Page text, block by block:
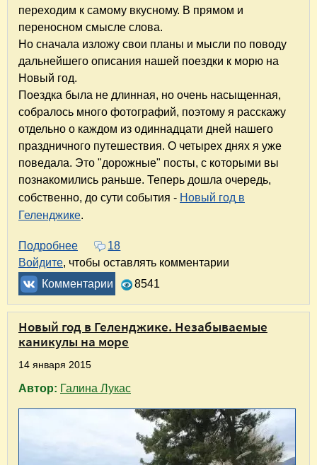
переходим к самому вкусному. В прямом и
переносном смысле слова.
Но сначала изложу свои планы и мысли по поводу
дальнейшего описания нашей поездки к морю на
Новый год.
Поездка была не длинная, но очень насыщенная,
собралось много фотографий, поэтому я расскажу
отдельно о каждом из одиннадцати дней нашего
праздничного путешествия. О четырех днях я уже
поведала. Это "дорожные" посты, с которыми вы
познакомились раньше. Теперь дошла очередь,
собственно, до сути события - Новый год в
Геленджике.
Подробнее о Новый год в Геленджике. День 1
18
Войдите, чтобы оставлять комментарии
Комментарии
8541
Новый год в Геленджике. Незабываемые
каникулы на море
14 января 2015
Автор: Галина Лукас